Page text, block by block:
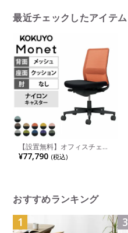
最近チェックしたアイテム
【設置無料】オフィスチェア
モネット Monet 背メッシュ
タイプ 背座別色 背色選択タ
ー C03-B102W |
¥77,790 (税込)
おすすめランキング
1 3